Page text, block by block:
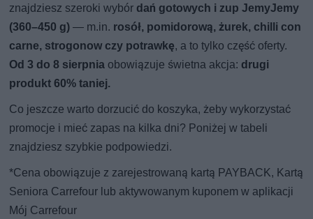
znajdziesz szeroki wybór dań gotowych i zup JemyJemy
(360–450 g) — m.in. rosół, pomidorową, żurek, chilli con
carne, strogonow czy potrawkę, a to tylko część oferty.
Od 3 do 8 sierpnia obowiązuje świetna akcja: drugi
produkt 60% taniej.
Co jeszcze warto dorzucić do koszyka, żeby wykorzystać
promocje i mieć zapas na kilka dni? Poniżej w tabeli
znajdziesz szybkie podpowiedzi.
*Cena obowiązuje z zarejestrowaną kartą PAYBACK, Kartą
Seniora Carrefour lub aktywowanym kuponem w aplikacji
Mój Carrefour